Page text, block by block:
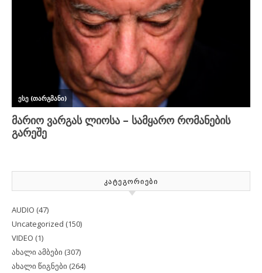
ᲙᲐᲢᲔᲒᲝᲠᲘᲔᲑᲘ
AUDIO (47)
Uncategorized (150)
VIDEO (1)
ახალი ამბები (307)
ახალი წიგნები (264)